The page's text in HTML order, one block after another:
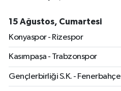
15 Ağustos, Cumartesi
Konyaspor - Rizespor
Kasımpaşa - Trabzonspor
Gençlerbirliği S.K. - Fenerbahçe